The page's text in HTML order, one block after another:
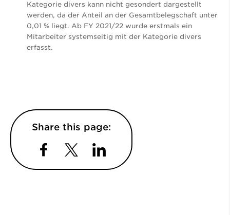
Kategorie divers kann nicht gesondert dargestellt
werden, da der Anteil an der Gesamtbelegschaft unter
0,01 % liegt. Ab FY 2021/22 wurde erstmals ein
Mitarbeiter systemseitig mit der Kategorie divers
erfasst.
Share this page:
FacebookTwitterLinkedIn